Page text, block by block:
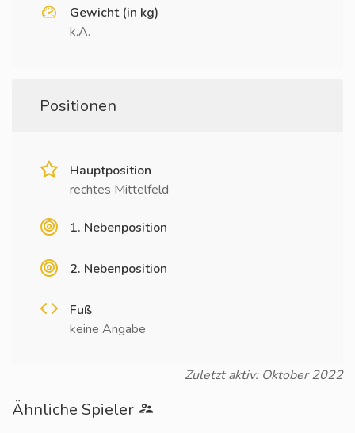
Gewicht (in kg)
k.A.
Positionen
Hauptposition
rechtes Mittelfeld
1. Nebenposition
2. Nebenposition
Fuß
keine Angabe
Zuletzt aktiv: Oktober 2022
Ähnliche Spieler